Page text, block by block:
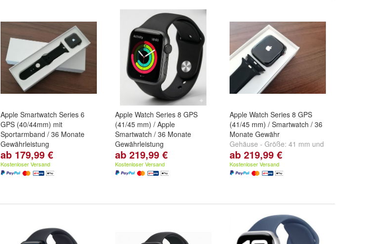
Apple Smartwatch Series 6
GPS (40/44mm) mit
Sportarmband / 36 Monate
Gewährleistung
Gehäuse - Größe:
44 mm
ab 179,99 €
Kostenloser Versand
Apple Watch Series 8 GPS
(41/45 mm) / Apple
Smartwatch / 36 Monate
Gewährleistung
Gehäuse - Größe:
45 mm
ab 219,99 €
Kostenloser Versand
Apple Watch Series 8 GPS
(41/45 mm) / Smartwatch / 36
Monate Gewähr
Gehäuse - Größe: 41 mm und
45 mm
ab 219,99 €
Kostenloser Versand